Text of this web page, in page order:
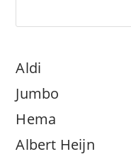
Aldi
Jumbo
Hema
Albert Heijn